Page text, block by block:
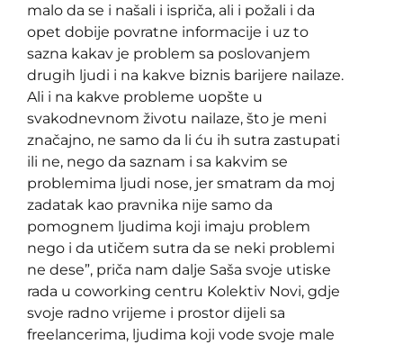
malo da se i našali i ispriča, ali i požali i da
opet dobije povratne informacije i uz to
sazna kakav je problem sa poslovanjem
drugih ljudi i na kakve biznis barijere nailaze.
Ali i na kakve probleme uopšte u
svakodnevnom životu nailaze, što je meni
značajno, ne samo da li ću ih sutra zastupati
ili ne, nego da saznam i sa kakvim se
problemima ljudi nose, jer smatram da moj
zadatak kao pravnika nije samo da
pomognem ljudima koji imaju problem
nego i da utičem sutra da se neki problemi
ne dese”, priča nam dalje Saša svoje utiske
rada u coworking centru Kolektiv Novi, gdje
svoje radno vrijeme i prostor dijeli sa
freelancerima, ljudima koji vode svoje male